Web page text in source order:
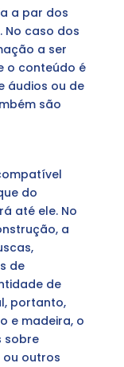
a par dos
No caso dos
a ser
o conteúdo é
áudios ou de
são
do
até ele. No
a
de
de
portanto,
e madeira, o
sobre
outros